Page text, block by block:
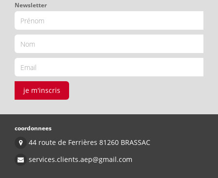
Newsletter
je m'inscris
coordonnees
44 route de Ferrières 81260 BRASSAC
services.clients.aep@gmail.com